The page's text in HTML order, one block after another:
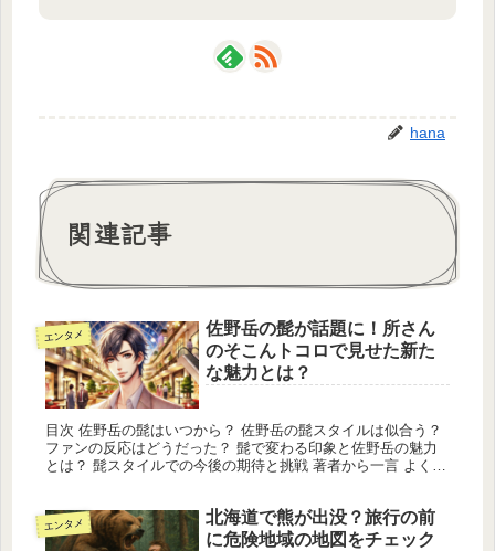
hana
関連記事
エンタメ
佐野岳の髭が話題に！所さん
のそこんトコロで見せた新た
な魅力とは？
目次 佐野岳の髭はいつから？ 佐野岳の髭スタイルは似合う？
ファンの反応はどうだった？ 髭で変わる印象と佐野岳の魅力
とは？ 髭スタイルでの今後の期待と挑戦 著者から一言 よくあ
エンタメ
北海道で熊が出没？旅行の前
に危険地域の地図をチェック